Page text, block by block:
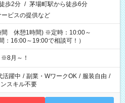
歩2分 / 茅場町駅から徒歩6分
ビスの提供など
間 休憩1時間) ※定時：10:00～
16:00～19:00で相談可！）
月～！
活躍中 / 副業・WワークOK / 服装自由 /
スキル不要